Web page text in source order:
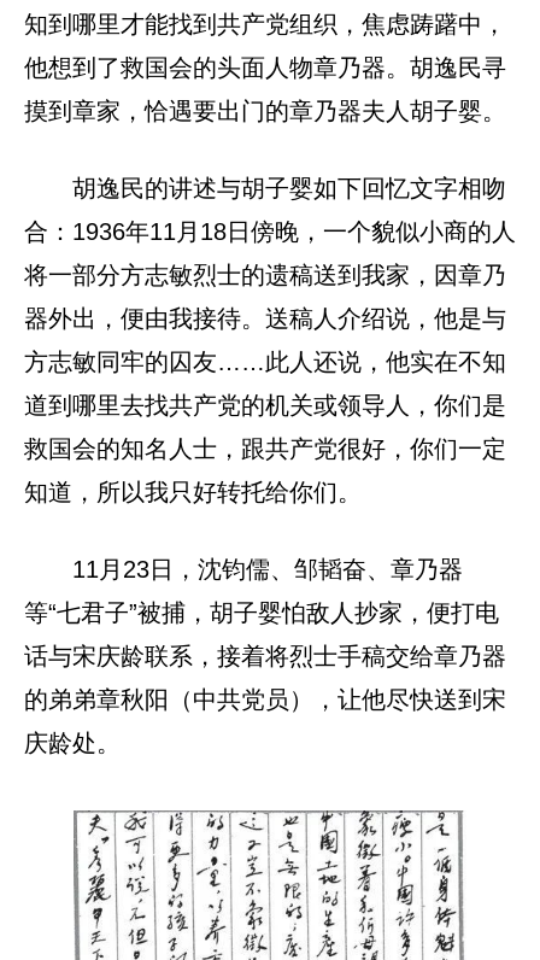
知到哪里才能找到共产党组织，焦虑踌躇中，
他想到了救国会的头面人物章乃器。胡逸民寻
摸到章家，恰遇要出门的章乃器夫人胡子婴。
胡逸民的讲述与胡子婴如下回忆文字相吻
合：1936年11月18日傍晚，一个貌似小商的人
将一部分方志敏烈士的遗稿送到我家，因章乃
器外出，便由我接待。送稿人介绍说，他是与
方志敏同牢的囚友……此人还说，他实在不知
道到哪里去找共产党的机关或领导人，你们是
救国会的知名人士，跟共产党很好，你们一定
知道，所以我只好转托给你们。
11月23日，沈钧儒、邹韬奋、章乃器
等“七君子”被捕，胡子婴怕敌人抄家，便打电
话与宋庆龄联系，接着将烈士手稿交给章乃器
的弟弟章秋阳（中共党员），让他尽快送到宋
庆龄处。